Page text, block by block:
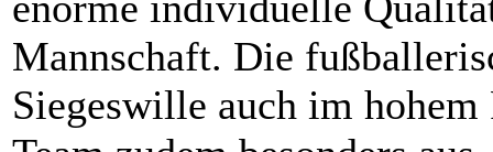
Mannschaft. Die
Siegeswille auch im